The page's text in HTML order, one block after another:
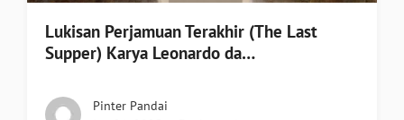
Lukisan Perjamuan Terakhir (The Last
Supper) Karya Leonardo da…
Pinter Pandai